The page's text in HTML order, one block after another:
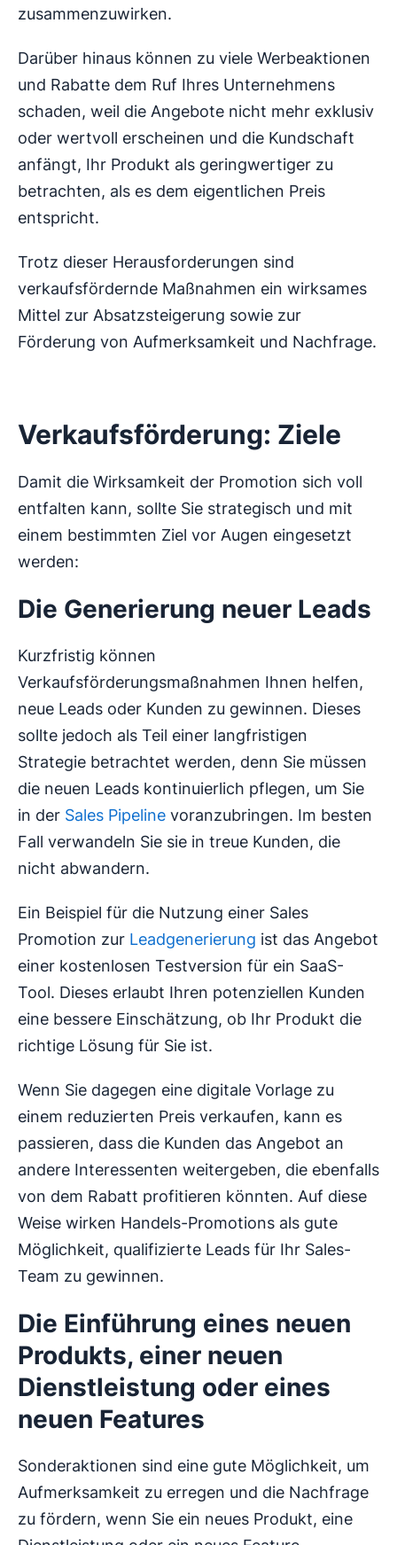
zusammenzuwirken.
Darüber hinaus können zu viele Werbeaktionen
und Rabatte dem Ruf Ihres Unternehmens
schaden, weil die Angebote nicht mehr exklusiv
oder wertvoll erscheinen und die Kundschaft
anfängt, Ihr Produkt als geringwertiger zu
betrachten, als es dem eigentlichen Preis
entspricht.
Trotz dieser Herausforderungen sind
verkaufsfördernde Maßnahmen ein wirksames
Mittel zur Absatzsteigerung sowie zur
Förderung von Aufmerksamkeit und Nachfrage.
Verkaufsförderung: Ziele
Damit die Wirksamkeit der Promotion sich voll
entfalten kann, sollte Sie strategisch und mit
einem bestimmten Ziel vor Augen eingesetzt
werden:
Die Generierung neuer Leads
Kurzfristig können
Verkaufsförderungsmaßnahmen Ihnen helfen,
neue Leads oder Kunden zu gewinnen. Dieses
sollte jedoch als Teil einer langfristigen
Strategie betrachtet werden, denn Sie müssen
die neuen Leads kontinuierlich pflegen, um Sie
in der Sales Pipeline voranzubringen. Im besten
Fall verwandeln Sie sie in treue Kunden, die
nicht abwandern.
Ein Beispiel für die Nutzung einer Sales
Promotion zur Leadgenerierung ist das Angebot
einer kostenlosen Testversion für ein SaaS-
Tool. Dieses erlaubt Ihren potenziellen Kunden
eine bessere Einschätzung, ob Ihr Produkt die
richtige Lösung für Sie ist.
Wenn Sie dagegen eine digitale Vorlage zu
einem reduzierten Preis verkaufen, kann es
passieren, dass die Kunden das Angebot an
andere Interessenten weitergeben, die ebenfalls
von dem Rabatt profitieren könnten. Auf diese
Weise wirken Handels-Promotions als gute
Möglichkeit, qualifizierte Leads für Ihr Sales-
Team zu gewinnen.
Die Einführung eines neuen
Produkts, einer neuen
Dienstleistung oder eines
neuen Features
Sonderaktionen sind eine gute Möglichkeit, um
Aufmerksamkeit zu erregen und die Nachfrage
zu fördern, wenn Sie ein neues Produkt, eine